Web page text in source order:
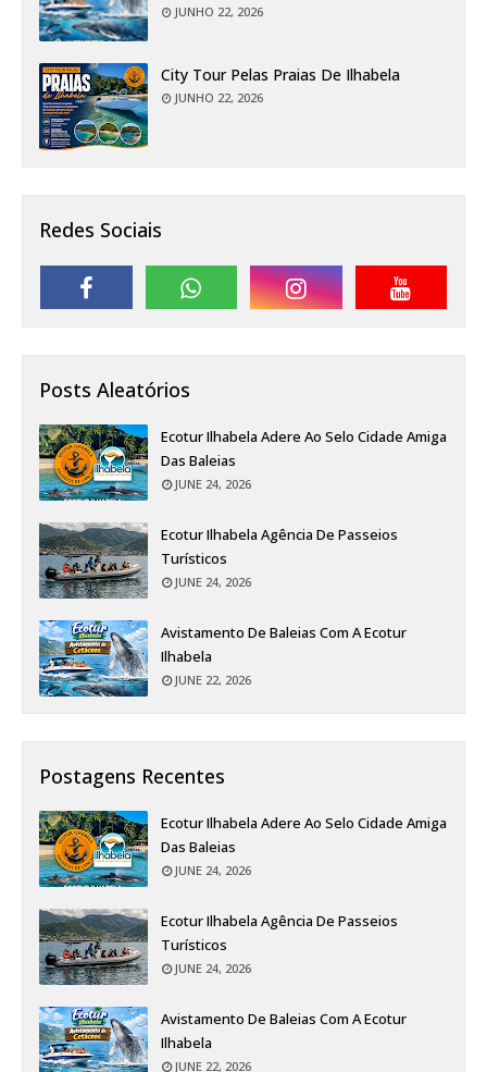
JUNHO 22, 2026
City Tour Pelas Praias De Ilhabela
JUNHO 22, 2026
Redes Sociais
Posts Aleatórios
Ecotur Ilhabela Adere Ao Selo Cidade Amiga
Das Baleias
JUNE 24, 2026
Ecotur Ilhabela Agência De Passeios
Turísticos
JUNE 24, 2026
Avistamento De Baleias Com A Ecotur
Ilhabela
JUNE 22, 2026
Postagens Recentes
Ecotur Ilhabela Adere Ao Selo Cidade Amiga
Das Baleias
JUNE 24, 2026
Ecotur Ilhabela Agência De Passeios
Turísticos
JUNE 24, 2026
Avistamento De Baleias Com A Ecotur
Ilhabela
JUNE 22, 2026